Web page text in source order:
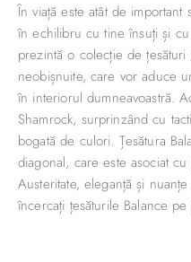
În viață este atât de
în echilibru cu tine însuți și
prezintă o colecție de
neobișnuite, care vor aduce
în interiorul dumneavoastră.
Shamrock, surprinzând cu
bogată de culori. Țesătura
diagonal, care este asociat
Austeritate, eleganță și
încercați țesăturile Balance